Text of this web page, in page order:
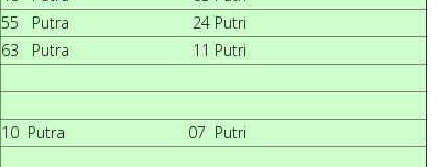
55 Putra 24 Putri
63 Putra 11 Putri
10 Putra 07 Putri